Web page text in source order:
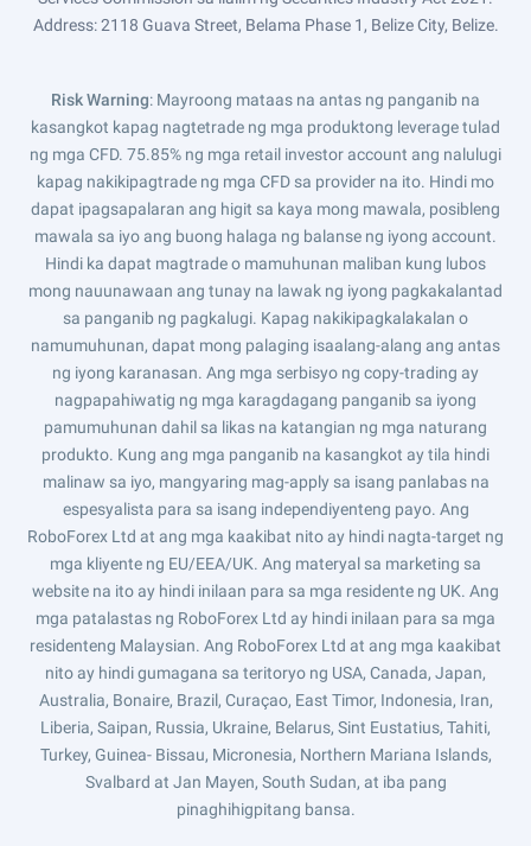
Address: 2118 Guava Street, Belama Phase 1, Belize City, Belize.
Risk Warning: Mayroong mataas na antas ng panganib na
kasangkot kapag nagtetrade ng mga produktong leverage tulad
ng mga CFD. 75.85% ng mga retail investor account ang nalulugi
kapag nakikipagtrade ng mga CFD sa provider na ito. Hindi mo
dapat ipagsapalaran ang higit sa kaya mong mawala, posibleng
mawala sa iyo ang buong halaga ng balanse ng iyong account.
Hindi ka dapat magtrade o mamuhunan maliban kung lubos
mong nauunawaan ang tunay na lawak ng iyong pagkakalantad
sa panganib ng pagkalugi. Kapag nakikipagkalakalan o
namumuhunan, dapat mong palaging isaalang-alang ang antas
ng iyong karanasan. Ang mga serbisyo ng copy-trading ay
nagpapahiwatig ng mga karagdagang panganib sa iyong
pamumuhunan dahil sa likas na katangian ng mga naturang
produkto. Kung ang mga panganib na kasangkot ay tila hindi
malinaw sa iyo, mangyaring mag-apply sa isang panlabas na
espesyalista para sa isang independiyenteng payo. Ang
RoboForex Ltd at ang mga kaakibat nito ay hindi nagta-target ng
mga kliyente ng EU/EEA/UK. Ang materyal sa marketing sa
website na ito ay hindi inilaan para sa mga residente ng UK. Ang
mga patalastas ng RoboForex Ltd ay hindi inilaan para sa mga
residenteng Malaysian. Ang RoboForex Ltd at ang mga kaakibat
nito ay hindi gumagana sa teritoryo ng USA, Canada, Japan,
Australia, Bonaire, Brazil, Curaçao, East Timor, Indonesia, Iran,
Liberia, Saipan, Russia, Ukraine, Belarus, Sint Eustatius, Tahiti,
Turkey, Guinea- Bissau, Micronesia, Northern Mariana Islands,
Svalbard at Jan Mayen, South Sudan, at iba pang
pinaghihigpitang bansa.